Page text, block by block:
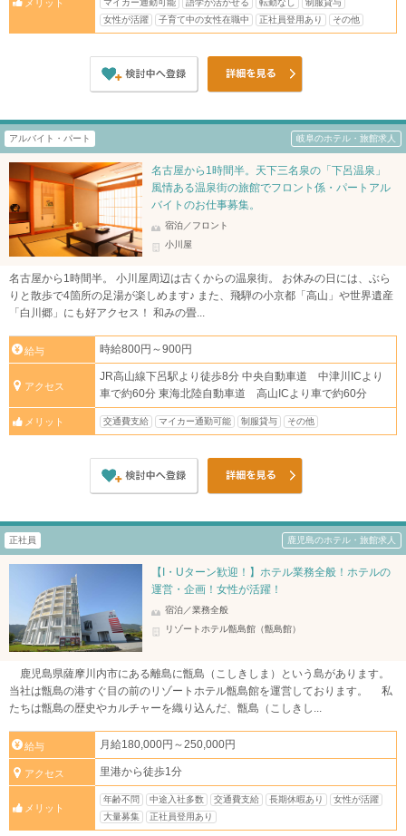
メリット
マイカー通勤可能
語学が活かせる 転勤なし
制服貸与
女性が活躍
子育て中の女性在職中 正社員登用あり その他
アルバイト・パート 岐阜のホテル・旅館求人
名古屋から1時間半。天下三名泉の「下呂温泉」
風情ある温泉街の旅館でフロント係・パートアル
バイトのお仕事募集。
宿泊／フロント
小川屋
名古屋から1時間半。 小川屋周辺は古くからの温泉街。 お休みの日には、ぶら
りと散歩で4箇所の足湯が楽しめます♪ また、飛騨の小京都「高山」や世界遺産
「白川郷」にも好アクセス！ 和みの畳...
給与 時給800円～900円
アクセス
JR高山線下呂駅より徒歩8分 中央自動車道 中津川ICより
車で約60分 東海北陸自動車道 高山ICより車で約60分
メリット 交通費支給 マイカー通勤可能 制服貸与 その他
正社員 鹿児島のホテル・旅館求人
【I・Uターン歓迎！】ホテル業務全般！ホテルの
運営・企画！女性が活躍！
宿泊／業務全般
リゾートホテル甑島館（甑島館）
鹿児島県薩摩川内市にある離島に甑島（こしきしま）という島があります。
当社は甑島の港すぐ目の前のリゾートホテル甑島館を運営しております。 私
たちは甑島の歴史やカルチャーを織り込んだ、甑島（こしきし...
給与 月給180,000円～250,000円
アクセス 里港から徒歩1分
メリット
年齢不問 中途入社多数 交通費支給 長期休暇あり
女性が活躍
大量募集
正社員登用あり